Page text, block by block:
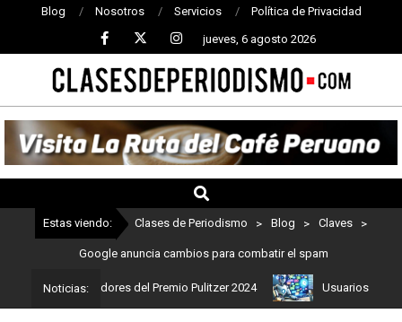
Blog Nosotros Servicios Política de Privacidad
jueves, 6 agosto 2026
CLASES
DE
PERIODISMO
Estas viendo: Clases de Periodismo > Blog > Claves >
Google anuncia cambios para combatir el spam
Noticias:
son los ganadores del Premio Pulitzer 2024 Usuarios de